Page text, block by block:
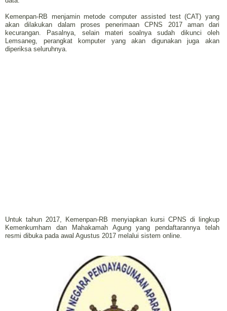
Kemenpan-RB menjamin metode computer assisted test (CAT) yang
akan dilakukan dalam proses penerimaan CPNS 2017 aman dari
kecurangan. Pasalnya, selain materi soalnya sudah dikunci oleh
Lemsaneg, perangkat komputer yang akan digunakan juga akan
diperiksa seluruhnya.
Untuk tahun 2017, Kemenpan-RB menyiapkan kursi CPNS di lingkup
Kemenkumham dan Mahakamah Agung yang pendaftarannya telah
resmi dibuka pada awal Agustus 2017 melalui sistem online.